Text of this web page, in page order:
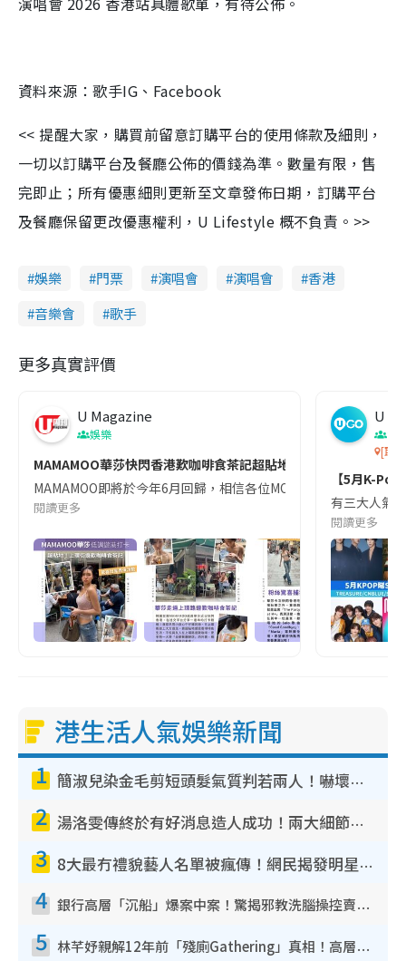
資料來源：歌手IG、Facebook
<< 提醒大家，購買前留意訂購平台的使用條款及細則，
一切以訂購平台及餐廳公佈的價錢為準。數量有限，售
完即止；所有優惠細則更新至文章發佈日期，訂購平台
及餐廳保留更改優惠權利，U Lifestyle 概不負責。>>
娛樂 門票 演唱會 演唱會
香港
音樂會
歌手
更多真實評價
U Magazine
娛樂
MAMAMOO華莎快閃香港歎咖啡食茶記超貼地！🤤
MAMAMOO即將於今年6月回歸，相信各位MOOMOO都超級期
閱讀更多
U GO
[取
【5月K-
有三大人氣
閱讀更多
港生活人氣娛樂新聞
1 簡淑兒染金毛剪短頭髮氣質判若兩人！嚇壞老公麥大力都認唔出：「你做咩事？」
2 湯洛雯傳終於有好消息造人成功！兩大細節曝孕味極濃惹猜測：大肚婆先會咁！
3 8大最冇禮貌藝人名單被瘋傳！網民揭發明星真面目 一致數臭呢位係無品天花板？
4 銀行高層「沉船」爆案中案！驚揭邪教洗腦操控賣淫被吞600萬 幕後黑手講多錯多
5 林芊妤親解12年前「殘廁Gathering」真相！高層解約一句話重創尊嚴至今拒返TVB